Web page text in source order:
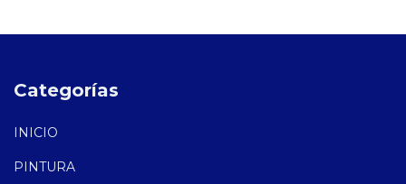
Categorías
INICIO
PINTURA